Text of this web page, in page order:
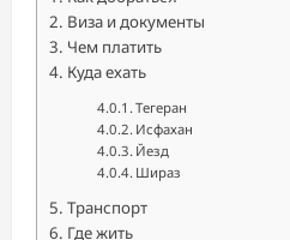
Виза и документы
Чем платить
Куда ехать
Тегеран
Исфахан
Йезд
Шираз
Транспорт
Где жить